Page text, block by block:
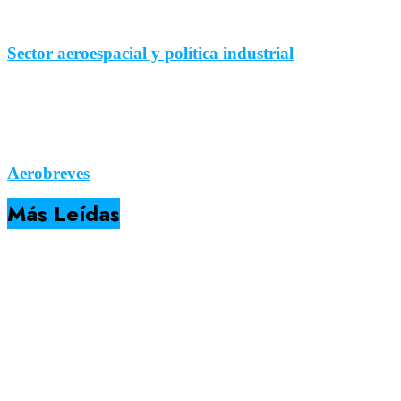
Sector aeroespacial y política industrial
Aerobreves
Más Leídas